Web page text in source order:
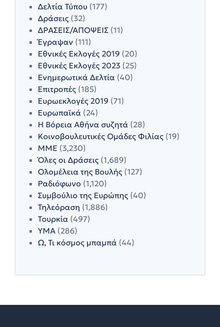
Δελτία Τύπου (177)
Δράσεις (32)
ΔΡΑΣΕΙΣ/ΑΠΟΨΕΙΣ (11)
Έγραψαν (111)
Εθνικές Εκλογές 2019 (20)
Εθνικές Εκλογές 2023 (25)
Ενημερωτικά Δελτία (40)
Επιτροπές (185)
Ευρωεκλογές 2019 (71)
Ευρωπαϊκά (24)
Η Βόρεια Αθήνα συζητά (28)
Κοινοβουλευτικές Ομάδες Φιλίας (19)
ΜΜΕ (3,230)
Όλες οι Δράσεις (1,689)
Ολομέλεια της Βουλής (127)
Ραδιόφωνο (1,120)
Συμβούλιο της Ευρώπης (40)
Τηλεόραση (1,886)
Τουρκία (497)
ΥΜΑ (286)
Ω, Τι κόσμος μπαμπά (44)